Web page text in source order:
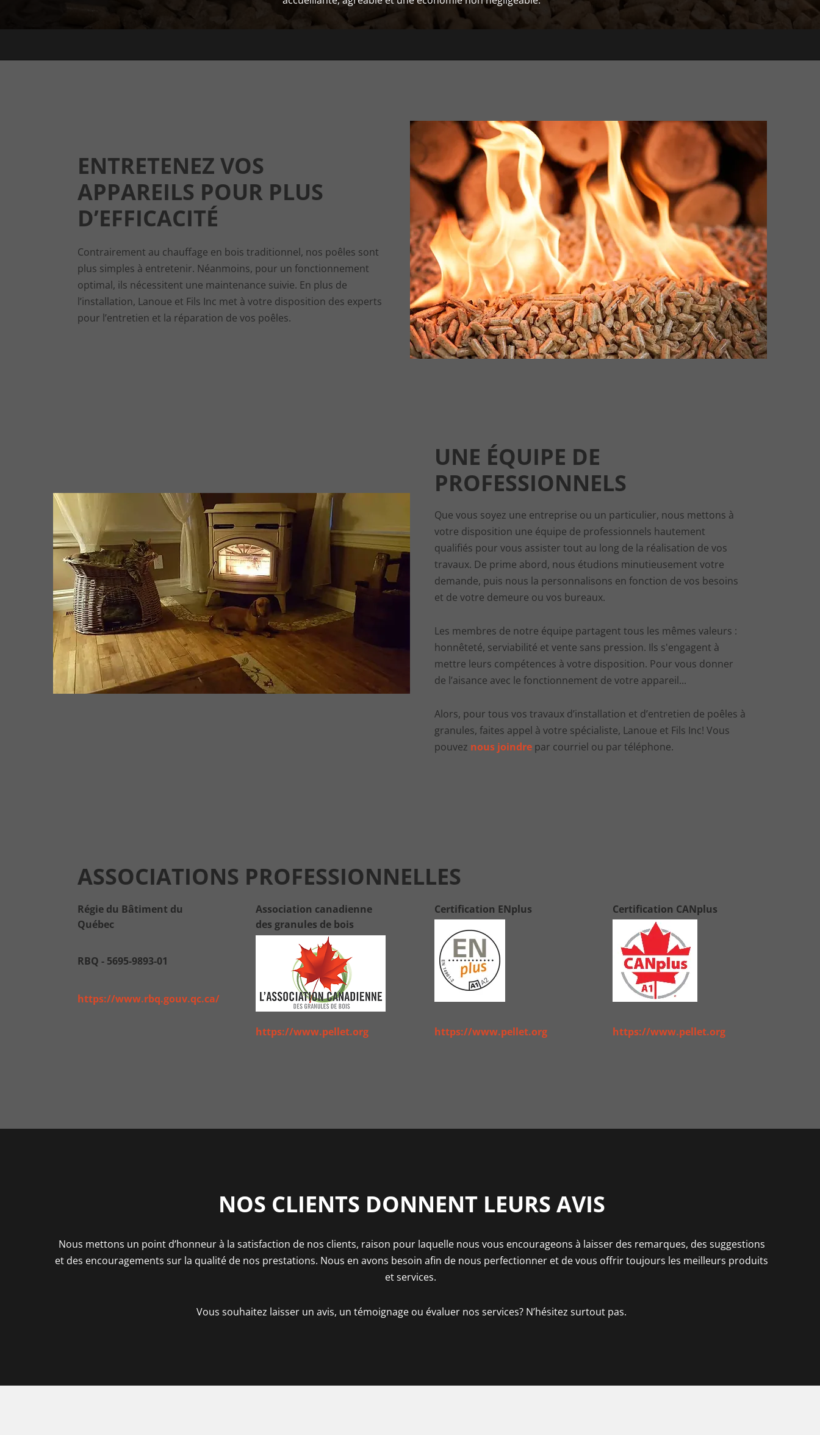
ENTRETENEZ VOS
APPAREILS POUR PLUS
D’EFFICACITÉ
Contrairement au chauffage en bois traditionnel, nos poêles sont
plus simples à entretenir. Néanmoins, pour un fonctionnement
optimal, ils nécessitent une maintenance suivie. En plus de
l’installation, Lanoue et Fils Inc met à votre disposition des experts
pour l’entretien et la réparation de vos poêles.
UNE ÉQUIPE DE
PROFESSIONNELS
Que vous soyez une entreprise ou un particulier, nous mettons à
votre disposition une équipe de professionnels hautement
qualifiés pour vous assister tout au long de la réalisation de vos
travaux. De prime abord, nous étudions minutieusement votre
demande, puis nous la personnalisons en fonction de vos besoins
et de votre demeure ou vos bureaux.
Les membres de notre équipe partagent tous les mêmes valeurs :
honnêteté, serviabilité et vente sans pression. Ils s'engagent à
mettre leurs compétences à votre disposition. Pour vous donner
de l’aisance avec le fonctionnement de votre appareil...
Alors, pour tous vos travaux d’installation et d’entretien de poêles à
granules, faites appel à votre spécialiste, Lanoue et Fils Inc! Vous
pouvez nous joindre par courriel ou par téléphone.
ASSOCIATIONS PROFESSIONNELLES
Régie du Bâtiment du
Québec
RBQ - 5695-9893-01
https://www.rbq.gouv.qc.ca/
Association canadienne
des granules de bois
https://www.pellet.org
Certification ENplus
https://www.pellet.org
Certification CANplus
https://www.pellet.org
NOS CLIENTS DONNENT LEURS AVIS
Nous mettons un point d’honneur à la satisfaction de nos clients, raison pour laquelle nous vous encourageons à laisser des remarques, des suggestions
et des encouragements sur la qualité de nos prestations. Nous en avons besoin afin de nous perfectionner et de vous offrir toujours les meilleurs produits
et services.
Vous souhaitez laisser un avis, un témoignage ou évaluer nos services? N’hésitez surtout pas.